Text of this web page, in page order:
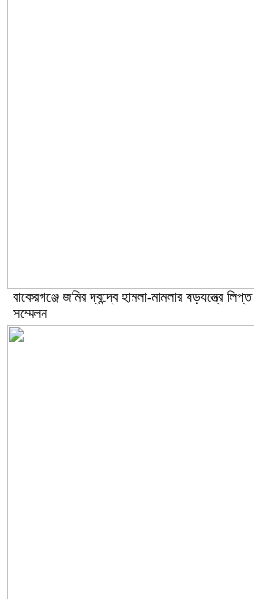
বাকেরগঞ্জে জমির দ্বন্দ্বে হামলা-মামলার ষড়যন্ত্রে
সম্মেলন